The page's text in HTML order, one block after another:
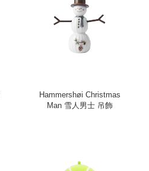
Hammershøi Christmas
Man 雪人男士 吊飾